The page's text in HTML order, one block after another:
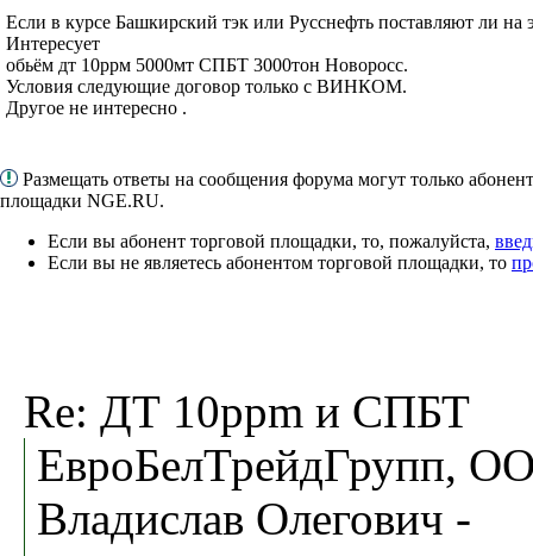
Если в курсе Башкирский тэк или Русснефть поставляют ли
Интересует
обьём дт 10ррм 5000мт СПБТ 3000тон Новоросс.
Условия следующие договор только с ВИНКОМ.
Другое не интересно .
Размещать ответы на сообщения форума могут только
площадки NGE.RU.
Если вы абонент торговой площадки, то, пожалуйста,
Если вы не являетесь абонентом торговой площадки, то
Re: ДТ 10ppm и СПБТ
ЕвроБелТрейдГрупп,
Владислав Олегович -